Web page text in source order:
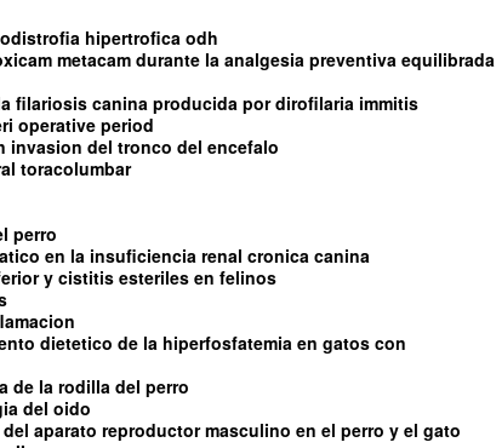
hipertrofica odh
metacam durante la analgesia preventiva equilibrada
filariosis canina producida por dirofilaria immitis
operative period
invasion del tronco del encefalo
toracolumbar
perro
en la insuficiencia renal cronica canina
y cistitis esteriles en felinos
dietetico de la hiperfosfatemia en gatos con
de la rodilla del perro
del oido
aparato reproductor masculino en el perro y el gato